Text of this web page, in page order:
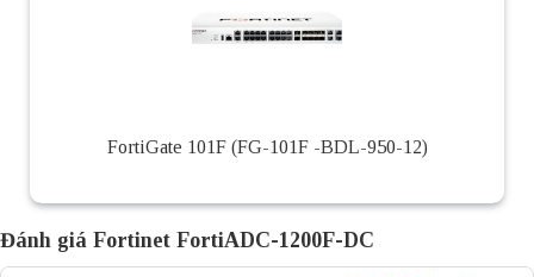
FortiGate 101F (FG-101F -BDL-950-12)
Đánh giá Fortinet FortiADC-1200F-DC